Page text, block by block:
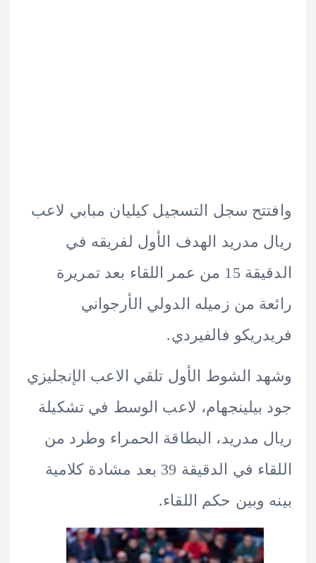
سجل التسجيل كيليان مبابي لاعب
مدريد الهدف الأول لفريقه في
الدقيقة 15 من عمر اللقاء بعد تمريرة
من زميله الدولي الأرجواني
فالفيردي.
الشوط الأول تلقي الاعب الإنجليزي
لاعب الوسط في تشكيلة
مدريد، البطاقة الحمراء وطرد من
اللقاء في الدقيقة 39 بعد مشادة كلامية
وبين حكم اللقاء.